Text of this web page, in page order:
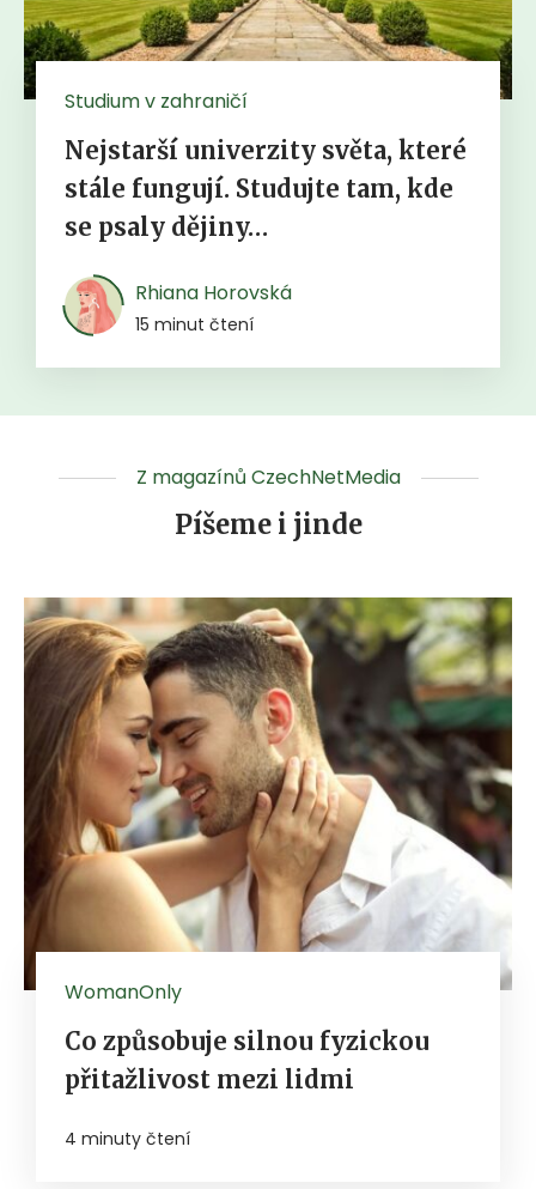
Studium v zahraničí
Nejstarší univerzity světa, které
stále fungují. Studujte tam, kde
se psaly dějiny…
Rhiana Horovská
15 minut čtení
Z magazínů CzechNetMedia
Píšeme i jinde
WomanOnly
Co způsobuje silnou fyzickou
přitažlivost mezi lidmi
4 minuty čtení